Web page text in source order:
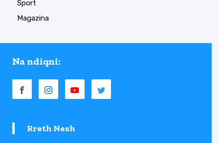
Sport
Magazina
Na ndiqni:
Rreth Nesh